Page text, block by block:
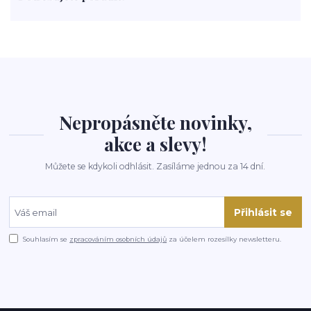
Nepropásněte novinky,
akce a slevy!
Můžete se kdykoli odhlásit. Zasíláme jednou za 14 dní.
Přihlásit se
Souhlasím se zpracováním osobních údajů za účelem rozesílky newsletteru.